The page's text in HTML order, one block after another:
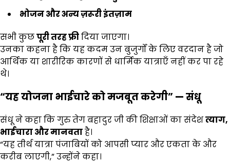
भोजन और अन्य ज़रूरी इंतज़ाम
सभी कुछपूरी तरह फ्रीदिया जाएगा।
उनका कहना है कि यह कदम उन बुजुर्गों के लिए वरदान है जो
आर्थिक या शारीरिक कारणों से धार्मिक यात्राएँ नहीं कर पा रहे
थे।
“यह योजना भाईचारे को मजबूत करेगी” —संधू
संधू ने कहा कि गुरु तेग बहादुर जी की शिक्षाओं का संदेशत्याग,
भाईचारा और मानवताहै।
“यह तीर्थ यात्रा पंजाबियों को आपसी प्यार और एकता के और
करीब लाएगी,” उन्होंने कहा।